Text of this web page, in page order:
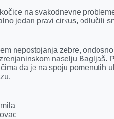
na svakodnevne
jedan pravi cirkus, odlučili
nepostojanja zebre,
naselju Bagljaš.
da je na spoju pomenutih